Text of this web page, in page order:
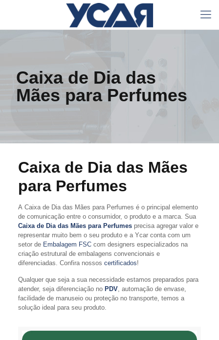
Caixa de Dia das
Mães para Perfumes
Caixa de Dia das Mães
para Perfumes
A Caixa de Dia das Mães para Perfumes é o principal elemento
de comunicação entre o consumidor, o produto e a marca. Sua
Caixa de Dia das Mães para Perfumesprecisa agregar valor e
representar muito bem o seu produto e a Ycar conta com um
setor de Embalagem FSCcom designers especializados na
criação estrutural de embalagens convencionais e
diferenciadas. Confira nossos certificados!
Qualquer que seja a sua necessidade estamos preparados para
atender, seja diferenciação no PDV, automação de envase,
facilidade de manuseio ou proteção no transporte, temos a
solução ideal para seu produto.